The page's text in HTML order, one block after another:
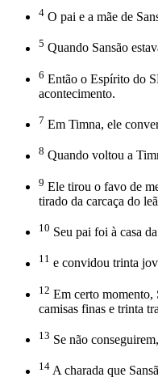
4 O pai e a mãe de
5 Quando Sansão
6 Então o Espírito do
acontecimento.
7 Em Timna, ele
8 Quando voltou a
9 Ele tirou o favo de
tirado da carcaça do
10 Seu pai foi à casa
11 e convidou trinta
12 Em certo momento,
camisas finas e trinta
13 Se não
14 A charada que